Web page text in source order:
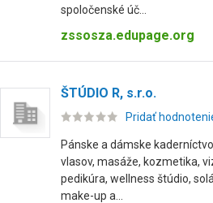
spoločenské úč...
zssosza.edupage.org
ŠTÚDIO R, s.r.o.
Pridať
Pánske a dámske
vlasov, masáže, kozmetika,
pedikúra, wellness štúdio,
make-up a...